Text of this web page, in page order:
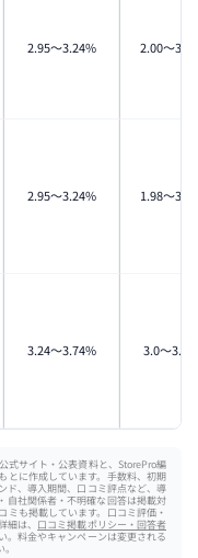
2.95〜3.24% 2.00〜
2.95～3.24% 1.98～
3.24～3.74% 3.0～
式サイト・公表資料と、StorePro編
とに作成しています。手数料、初期
ド、導入期間、口コミ評点など、導
自社関係者・不明確な回答は掲載対
も掲載しています。口コミ評価・
は、 口コミ掲載ポリシー・回答者
。料金やキャンペーンは変更される